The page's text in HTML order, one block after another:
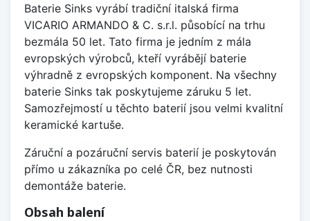
Baterie Sinks vyrábí tradiční italská firma
VICARIO ARMANDO & C. s.r.l. působící na trhu
bezmála 50 let. Tato firma je jedním z mála
evropských výrobců, kteří vyrábějí baterie
výhradně z evropských komponent. Na všechny
baterie Sinks tak poskytujeme záruku 5 let.
Samozřejmostí u těchto baterií jsou velmi kvalitní
keramické kartuše.
Záruční a pozáruční servis baterií je poskytován
přímo u zákazníka po celé ČR, bez nutnosti
demontáže baterie.
Obsah balení